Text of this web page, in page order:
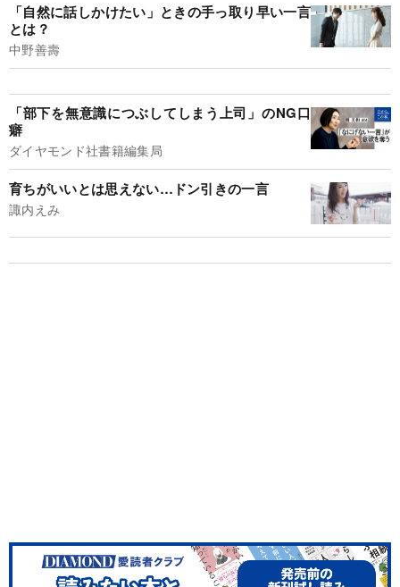
「自然に話しかけたい」ときの手っ取り早い一言
とは？
中野善壽
「部下を無意識につぶしてしまう上司」のNG口
癖
ダイヤモンド社書籍編集局
育ちがいいとは思えない…ドン引きの一言
諏内えみ